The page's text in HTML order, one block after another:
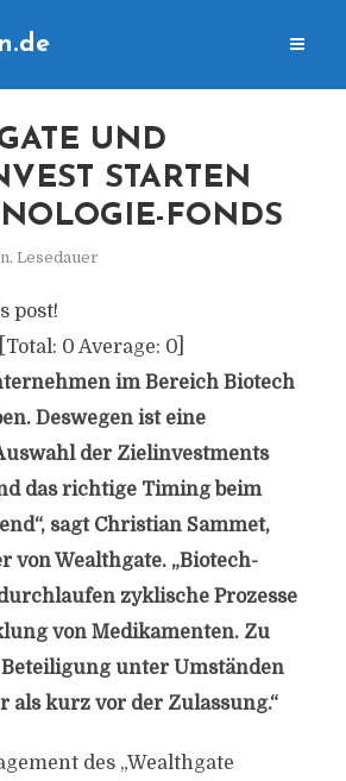
UND
STARTEN
FONDS
Lesedauer
post!
[Total: 0 Average: 0]
im Bereich Biotech
Deswegen ist eine
der Zielinvestments
das richtige Timing beim
sagt Christian Sammet,
von Wealthgate. „Biotech-
zyklische Prozesse
von Medikamenten. Zu
unter Umständen
als kurz vor der Zulassung.“
des „Wealthgate